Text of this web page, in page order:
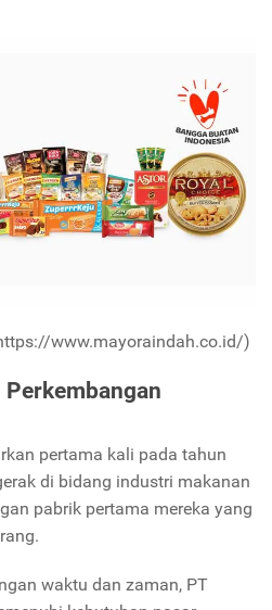
www.mayoraindah.co.id/)
pertama kali pada tahun
di bidang industri makanan
pabrik pertama mereka yang
waktu dan zaman, PT